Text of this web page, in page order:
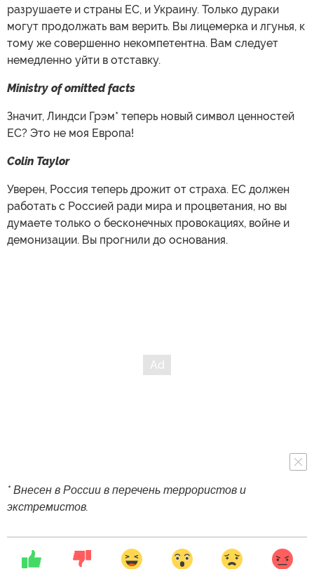
разрушаете и страны ЕС, и Украину. Только дураки
могут продолжать вам верить. Вы лицемерка и лгунья, к
тому же совершенно некомпетентна. Вам следует
немедленно уйти в отставку.
Ministry of omitted facts
Значит, Линдси Грэм* теперь новый символ ценностей
ЕС? Это не моя Европа!
Colin Taylor
Уверен, Россия теперь дрожит от страха. ЕС должен
работать с Россией ради мира и процветания, но вы
думаете только о бесконечных провокациях, войне и
демонизации. Вы прогнили до основания.
* Внесен в России в перечень террористов и
экстремистов.